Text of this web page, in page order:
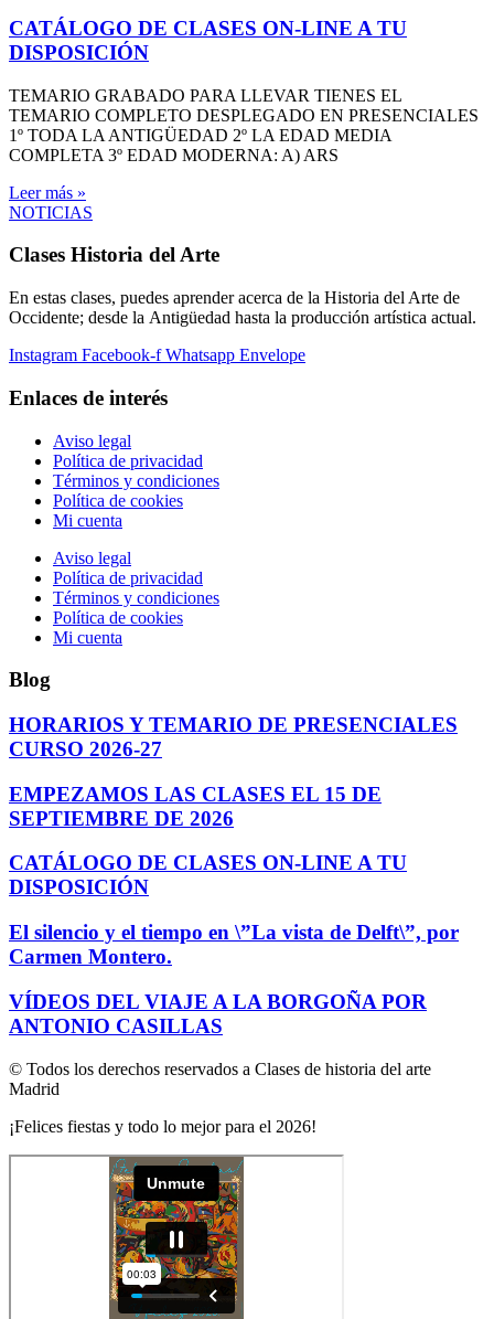
CATÁLOGO DE CLASES ON-LINE A TU
DISPOSICIÓN
TEMARIO GRABADO PARA LLEVAR TIENES EL
TEMARIO COMPLETO DESPLEGADO EN PRESENCIALES
1º TODA LA ANTIGÜEDAD 2º LA EDAD MEDIA
COMPLETA 3º EDAD MODERNA: A) ARS
Leer más »
NOTICIAS
Clases Historia del Arte
En estas clases, puedes aprender acerca de la Historia del Arte de
Occidente; desde la Antigüedad hasta la producción artística actual.
Instagram Facebook-f Whatsapp Envelope
Enlaces de interés
Aviso legal
Política de privacidad
Términos y condiciones
Política de cookies
Mi cuenta
Aviso legal
Política de privacidad
Términos y condiciones
Política de cookies
Mi cuenta
Blog
HORARIOS Y TEMARIO DE PRESENCIALES
CURSO 2026-27
EMPEZAMOS LAS CLASES EL 15 DE
SEPTIEMBRE DE 2026
CATÁLOGO DE CLASES ON-LINE A TU
DISPOSICIÓN
El silencio y el tiempo en \”La vista de Delft\”, por
Carmen Montero.
VÍDEOS DEL VIAJE A LA BORGOÑA POR
ANTONIO CASILLAS
© Todos los derechos reservados a Clases de historia del arte
Madrid
¡Felices fiestas y todo lo mejor para el 2026!